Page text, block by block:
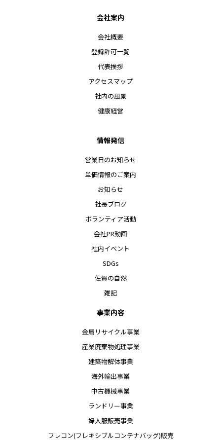
会社案内
会社概要
登録許可一覧
代表挨拶
アクセスマップ
社内の風景
健康経営
情報発信
営業日のお知らせ
単価情報のご案内
お知らせ
社長ブログ
ボランティア活動
会社PR動画
社内イベント
SDGs
佐賀の自然
雑記
事業内容
金属リサイクル事業
産業廃棄物処理事業
建築物解体事業
海外輸出事業
中古機械事業
ランドリー事業
婦人服販売事業
フレコン(フレキシブルコンテナバッグ)販売